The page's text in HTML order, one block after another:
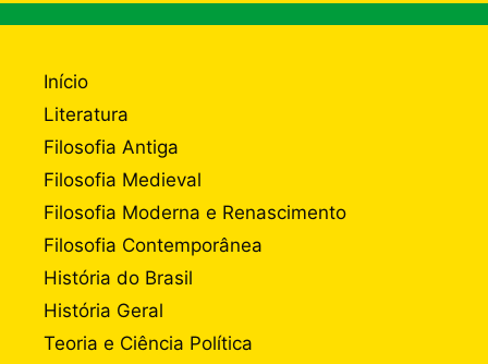
Início
Literatura
Filosofia Antiga
Filosofia Medieval
Filosofia Moderna e Renascimento
Filosofia Contemporânea
História do Brasil
História Geral
Teoria e Ciência Política